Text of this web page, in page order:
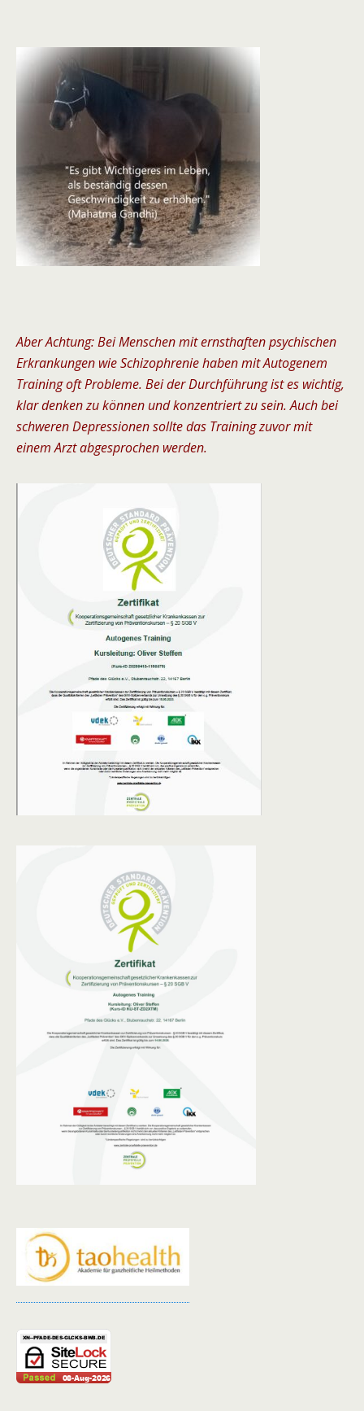
Aber Achtung: Bei Menschen mit ernsthaften psychischen
Erkrankungen wie Schizophrenie haben mit Autogenem
Training oft Probleme. Bei der Durchführung ist es wichtig,
klar denken zu können und konzentriert zu sein. Auch bei
schweren Depressionen sollte das Training zuvor mit
einem Arzt abgesprochen werden.